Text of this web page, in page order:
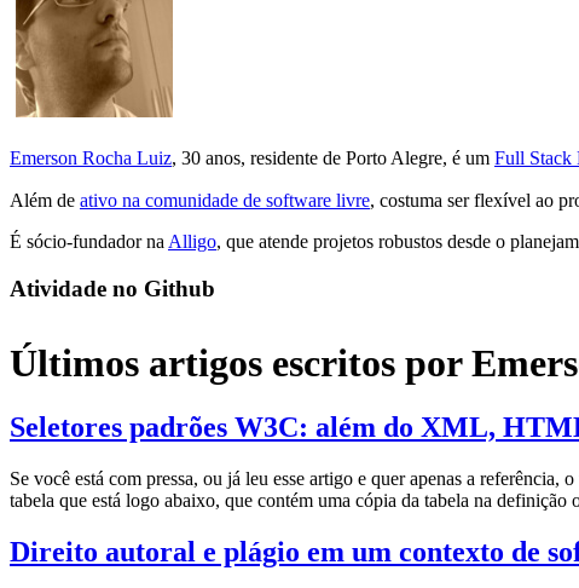
Emerson Rocha Luiz, 30 anos, residente de Porto Alegre, é um Full Stack
Além de ativo na comunidade de software livre, costuma ser flexível ao
É sócio-fundador na Alligo, que atende projetos robustos desde o
Atividade no Github
Últimos artigos escritos por
Seletores padrões W3C: além do XML,
Se você está com pressa, ou já leu esse artigo e quer apenas a referência,
tabela que está logo abaixo, que contém uma cópia da tabela na definição
Direito autoral e plágio em um contexto de